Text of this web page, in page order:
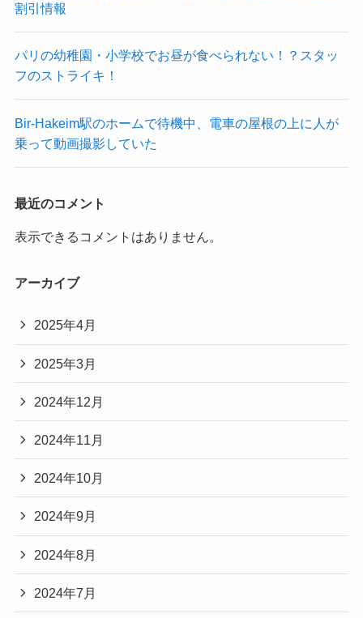
割引情報
パリの幼稚園・小学校でお昼が食べられない！？スタッ
フのストライキ！
Bir-Hakeim駅のホームで待機中、電車の屋根の上に人が
乗って動画撮影していた
最近のコメント
表示できるコメントはありません。
アーカイブ
2025年4月
2025年3月
2024年12月
2024年11月
2024年10月
2024年9月
2024年8月
2024年7月